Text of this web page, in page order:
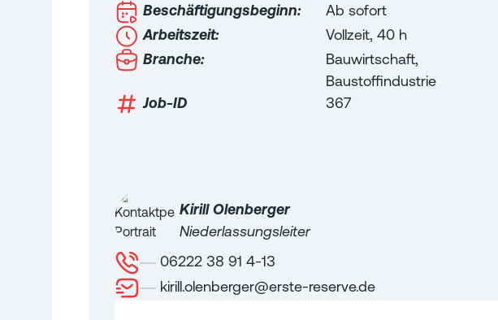
Beschäftigungsbeginn:
Ab sofort
Arbeitszeit:
Vollzeit, 40 h
Branche:
Bauwirtschaft,
Baustoffindustrie
Job-ID
367
Kirill Olenberger
Niederlassungsleiter
06222 38 91 4-13
kirill.olenberger@erste-reserve.de